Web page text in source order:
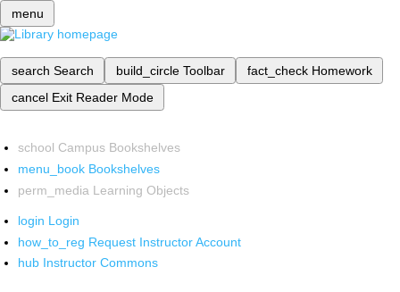
menu
search Search build_circle Toolbar fact_check Homework
cancel Exit Reader Mode
school Campus Bookshelves
menu_book Bookshelves
perm_media Learning Objects
login Login
how_to_reg Request Instructor Account
hub Instructor Commons